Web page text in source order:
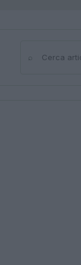
⌕Cerca